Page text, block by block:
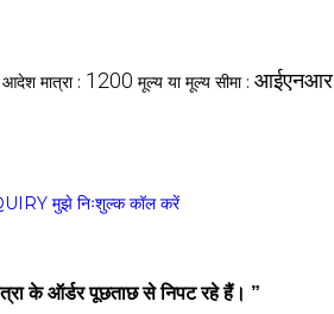
मात्रा : 1200 मूल्य या मूल्य सीमा : आईएनआर
मुझे निःशुल्क कॉल करें
के ऑर्डर पूछताछ से निपट रहे हैं। ”